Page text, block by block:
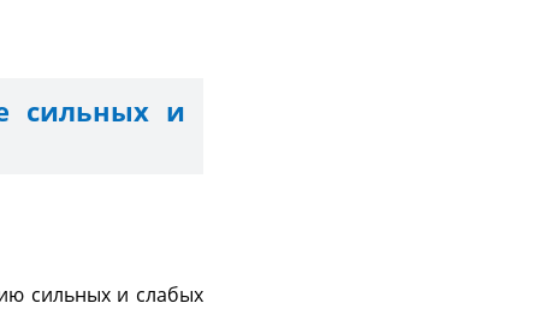
сильных и
сильных и слабых